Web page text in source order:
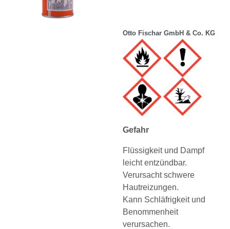
Otto Fischar GmbH & Co. KG
Gefahr
Flüssigkeit und Dampf
leicht entzündbar.
Verursacht schwere
Hautreizungen.
Kann Schläfrigkeit und
Benommenheit
verursachen.